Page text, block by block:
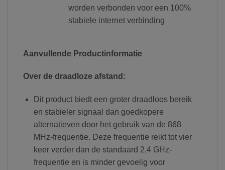
worden verbonden voor een 100%
stabiele internet verbinding
Aanvullende Productinformatie
Over de draadloze afstand:
Dit product biedt een groter draadloos bereik
en stabieler signaal dan goedkopere
alternatieven door het gebruik van de 868
MHz-frequentie. Deze frequentie reikt tot vier
keer verder dan de standaard 2,4 GHz-
frequentie en is minder gevoelig voor